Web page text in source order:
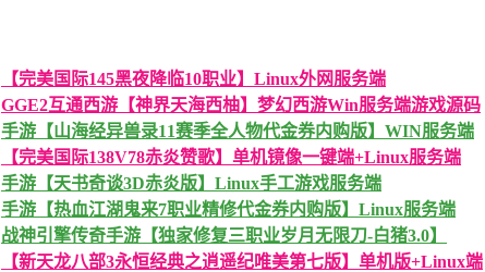
【完美国际145黑夜降临10职业】Linux外网服务端
GGE2互通西游【神界天海西柚】梦幻西游Win服务端游戏源码
手游【山海经异兽录11赛季全人物代金券内购版】WIN服务端
【完美国际138V78赤炎赞歌】单机镜像一键端+Linux服务端
手游【天书奇谈3D赤炎版】Linux手工游戏服务端
手游【热血江湖鬼来7职业精修代金券内购版】Linux服务端
战神引擎传奇手游【独家修复三职业岁月无限刀-白猪3.0】
【新天龙八部3永恒经典之逍遥纪唯美第七版】单机版+Linux端